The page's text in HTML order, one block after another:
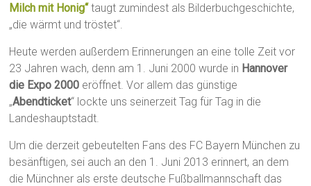
Milch mit Honig“taugt zumindest als Bilderbuchgeschichte,
„die wärmt und tröstet“.
Heute werden außerdem Erinnerungen an eine tolle Zeit vor
23 Jahren wach, denn am 1. Juni 2000 wurde in Hannover
die Expo 2000 eröffnet. Vor allem das günstige
„Abendticket“ lockte uns seinerzeit Tag für Tag in die
Landeshauptstadt.
Um die derzeit gebeutelten Fans des FC Bayern München zu
besänftigen, sei auch an den 1. Juni 2013 erinnert, an dem
die Münchner als erste deutsche Fußballmannschaft das